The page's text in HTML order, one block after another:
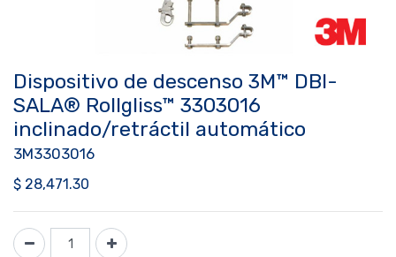
Dispositivo de descenso 3M™ DBI-
SALA® Rollgliss™ 3303016
inclinado/retráctil automático
3M3303016
$ 28,471.30